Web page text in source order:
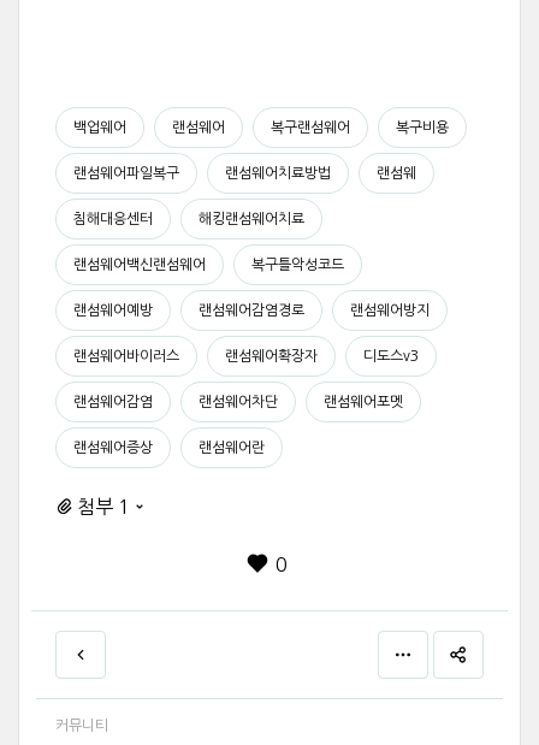
백업웨어 랜섬웨어 복구랜섬웨어 복구비용
랜섬웨어파일복구 랜섬웨어치료방법 랜섬웨
침해대응센터 해킹랜섬웨어치료
랜섬웨어백신랜섬웨어 복구틀악성코드
랜섬웨어예방 랜섬웨어감염경로 랜섬웨어방지
랜섬웨어바이러스 랜섬웨어확장자 디도스v3
랜섬웨어감염 랜섬웨어차단 랜섬웨어포멧
랜섬웨어증상 랜섬웨어란
첨부 1
0
커뮤니티